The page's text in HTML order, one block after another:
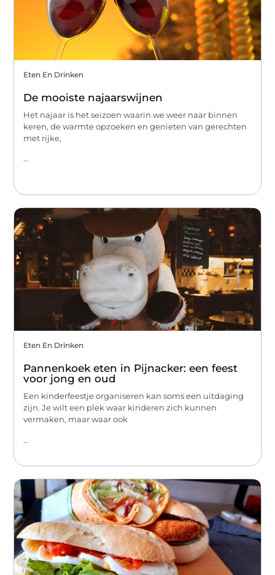
Eten En Drinken
De mooiste najaarswijnen
Het najaar is het seizoen waarin we weer naar binnen
keren, de warmte opzoeken en genieten van gerechten
met rijke,
...
Eten En Drinken
Pannenkoek eten in Pijnacker: een feest
voor jong en oud
Een kinderfeestje organiseren kan soms een uitdaging
zijn. Je wilt een plek waar kinderen zich kunnen
vermaken, maar waar ook
...